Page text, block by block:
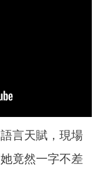
言天賦，現場
竟然一字不差